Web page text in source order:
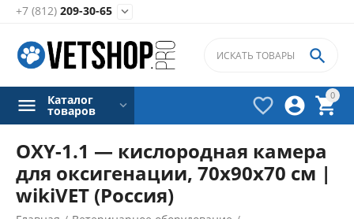
+7 (812) 209-30-65 
0




Каталог
товаров
OXY-1.1 — кислородная камера
для оксигенации, 70х90х70 см |
wikiVET (Россия)